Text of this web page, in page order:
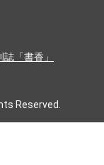
誌「書香」
Reserved.